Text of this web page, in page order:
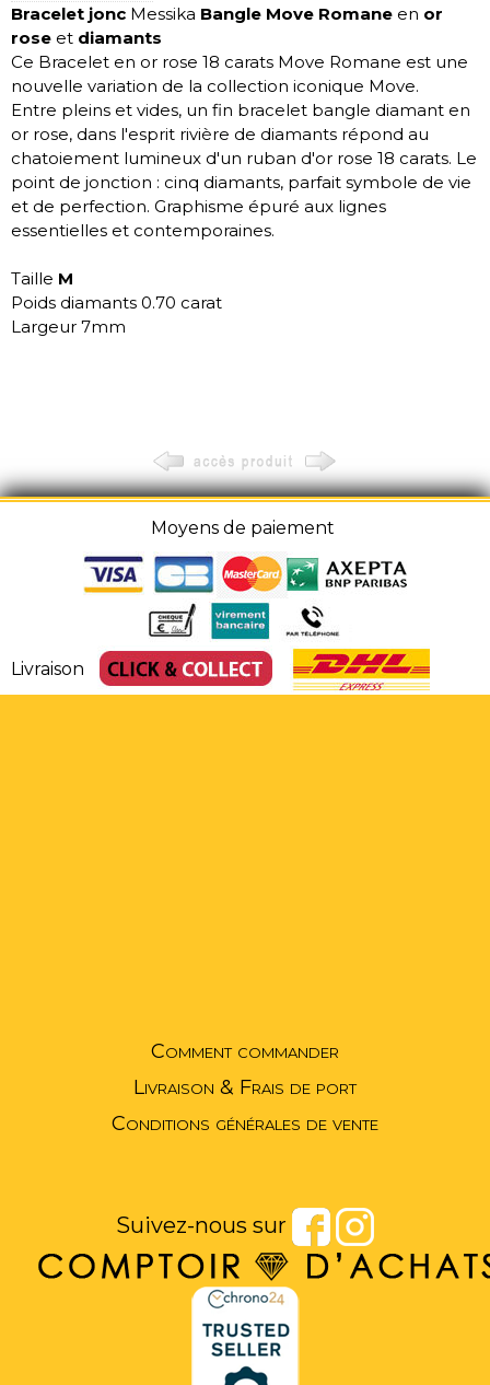
Bracelet jonc Messika Bangle Move Romane en or
rose et diamants
Ce Bracelet en or rose 18 carats Move Romane est une
nouvelle variation de la collection iconique Move.
Entre pleins et vides, un fin bracelet bangle diamant en
or rose, dans l'esprit rivière de diamants répond au
chatoiement lumineux d'un ruban d'or rose 18 carats. Le
point de jonction : cinq diamants, parfait symbole de vie
et de perfection. Graphisme épuré aux lignes
essentielles et contemporaines.
Taille M
Poids diamants 0.70 carat
Largeur 7mm
Moyens de paiement
Livraison
Comment commander
Livraison & Frais de port
Conditions générales de vente
Suivez-nous sur